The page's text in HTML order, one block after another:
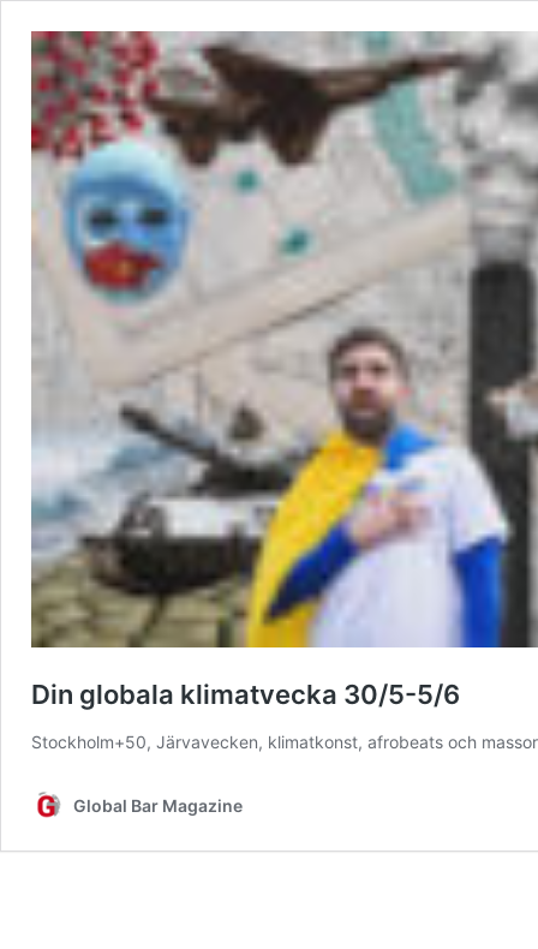
Din globala klimatvecka 30/5-5/6
Stockholm+50, Järvavecken, klimatkonst, afrobeats och
Global Bar Magazine